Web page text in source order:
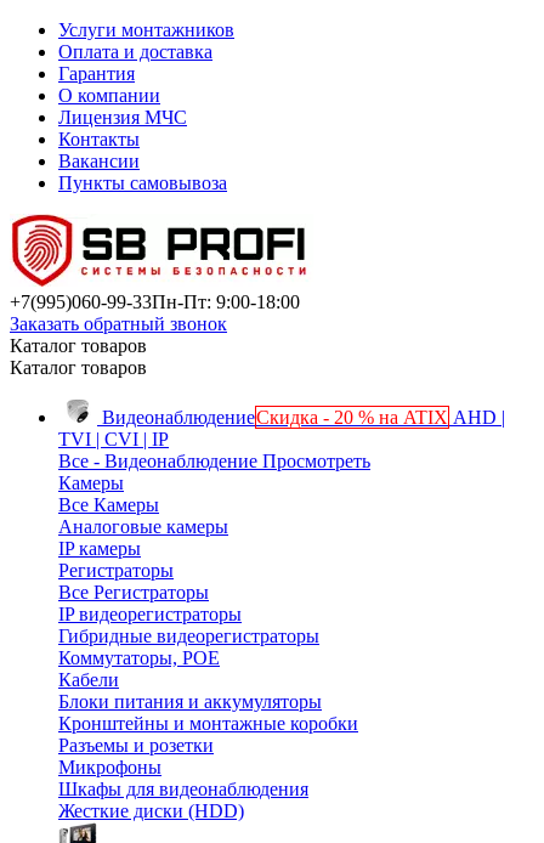
Услуги монтажников
Оплата и доставка
Гарантия
О компании
Лицензия МЧС
Контакты
Вакансии
Пункты самовывоза
+7(995)060-99-33Пн-Пт: 9:00-18:00
Заказать обратный звонок
Каталог товаров
Каталог товаров
ВидеонаблюдениеСкидка - 20 % на ATIX AHD |
TVI | CVI | IP
Все - Видеонаблюдение Просмотреть
Камеры
Все Камеры
Аналоговые камеры
IP камеры
Регистраторы
Все Регистраторы
IP видеорегистраторы
Гибридные видеорегистраторы
Коммутаторы, POE
Кабели
Блоки питания и аккумуляторы
Кронштейны и монтажные коробки
Разъемы и розетки
Микрофоны
Шкафы для видеонаблюдения
Жесткие диски (HDD)